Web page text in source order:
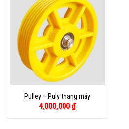
Pulley – Puly thang máy
4,000,000₫